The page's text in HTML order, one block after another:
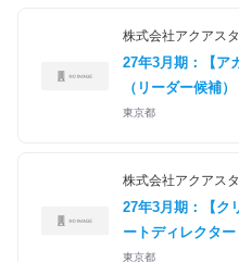
株式会社アクアス
27年3月期：【ア
（リーダー候補）
東京都
株式会社アクアス
27年3月期：【ク
ートディレクター
東京都